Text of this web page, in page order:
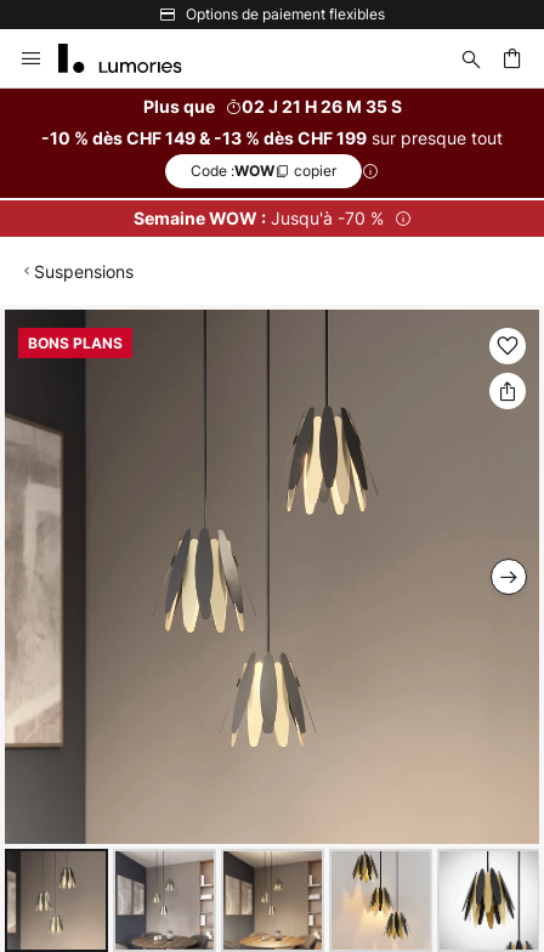
Options de paiement flexibles
Allez
au
Plus que
02 J 21 H 26 M 35 S
-10 % dès CHF 149 & -13 % dès CHF 199 sur presque tout
Code :WOW copier
Semaine WOW :Jusqu'à -70 %
Suspensions
BONS PLANS
Skip
to
end
of
the
gallery